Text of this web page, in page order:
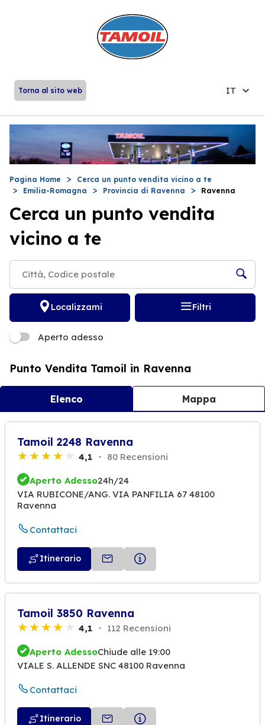
Torna al sito web IT
Pagina Home
Cerca un punto vendita vicino a te
Emilia-Romagna
Provincia di Ravenna Ravenna
Cerca un punto vendita
vicino a te
Localizzami Filtri
Aperto adesso
Punto Vendita Tamoil in Ravenna
Elenco Mappa
Tamoil 2248 Ravenna
4,1 80 Recensioni
Aperto Adesso24h/24
VIA RUBICONE/ANG. VIA PANFILIA 67 48100
Ravenna
Contattaci
Itinerario
Tamoil 3850 Ravenna
4,1 112 Recensioni
Aperto AdessoChiude alle 19:00
VIALE S. ALLENDE SNC 48100 Ravenna
Contattaci
Itinerario